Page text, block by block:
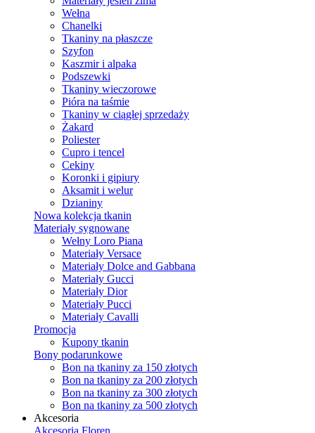
Wełna
Chanelki
Tkaniny na płaszcze
Szyfon
Kaszmir i alpaka
Podszewki
Tkaniny wieczorowe
Pióra na taśmie
Tkaniny w ciągłej sprzedaży
Żakard
Poliester
Cupro i tencel
Cekiny
Koronki i gipiury
Aksamit i welur
Dzianiny
Nowa kolekcja tkanin
Materiały sygnowane
Wełny Loro Piana
Materiały Versace
Materiały Dolce and Gabbana
Materiały Gucci
Materiały Dior
Materiały Pucci
Materiały Cavalli
Promocja
Kupony tkanin
Bony podarunkowe
Bon na tkaniny za 150 złotych
Bon na tkaniny za 200 złotych
Bon na tkaniny za 300 złotych
Bon na tkaniny za 500 złotych
Akcesoria
Akcesoria Floren